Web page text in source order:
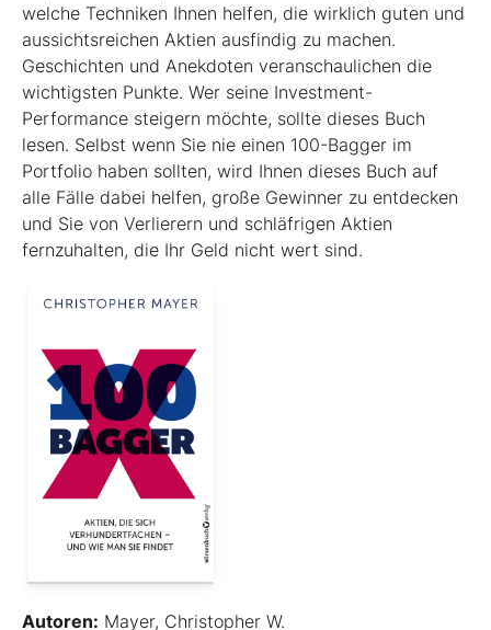
welche Techniken Ihnen helfen, die wirklich guten und
aussichtsreichen Aktien ausfindig zu machen.
Geschichten und Anekdoten veranschaulichen die
wichtigsten Punkte. Wer seine Investment-
Performance steigern möchte, sollte dieses Buch
lesen. Selbst wenn Sie nie einen 100-Bagger im
Portfolio haben sollten, wird Ihnen dieses Buch auf
alle Fälle dabei helfen, große Gewinner zu entdecken
und Sie von Verlierern und schläf­rigen Aktien
fernzuhalten, die Ihr Geld nicht wert sind.
Autoren: Mayer, Christopher W.